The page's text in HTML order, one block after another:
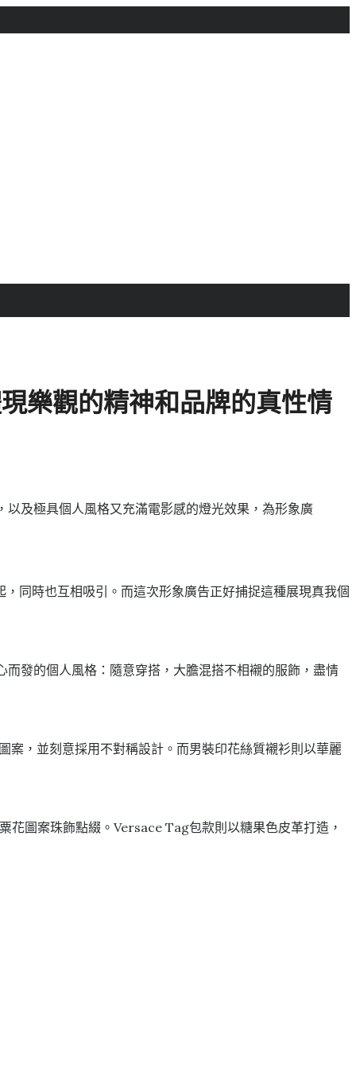
樂觀的精神和品牌的真性情
及極具個人風格又充滿電影感的燈光效果，為形象廣
同時也互相吸引。而這次形象廣告正好捕捉這種展現真我個
發的個人風格：隨意穿搭，大膽混搭不相襯的服飾，盡情
案，並刻意採用不對稱設計。而男裝印花絲質襯衫則以華麗
圖案珠飾點綴。Versace Tag包款則以糖果色皮革打造，